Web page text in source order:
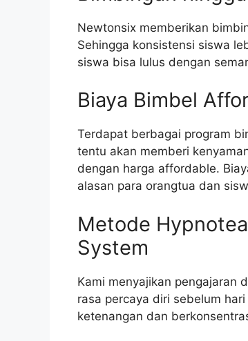
Newtonsix memberikan
Sehingga konsistensi siswa
siswa bisa lulus dengan
Biaya Bimbel
Terdapat berbagai program
tentu akan memberi
dengan harga affordable.
alasan para orangtua dan
Metode
System
Kami menyajikan pengajaran
rasa percaya diri sebelum
ketenangan dan